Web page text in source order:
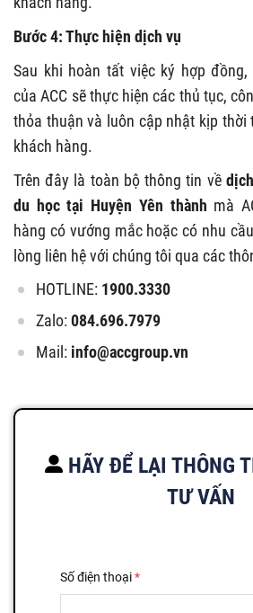
Bước 4: Thực hiện dịch vụ
Sau khi hoàn tất việc ký hợp
của ACC sẽ thực hiện các thủ tục,
thỏa thuận và luôn cập nhật kịp thời
khách hàng.
Trên đây là toàn bộ thông tin về
du học tại Huyện Yên thành mà
hàng có vướng mắc hoặc có nhu
lòng liên hệ với chúng tôi qua các
HOTLINE: 1900.3330
Zalo:084.696.7979
Mail: info@accgroup.vn
HÃY ĐỂ LẠI THÔNG
TƯ VẤN